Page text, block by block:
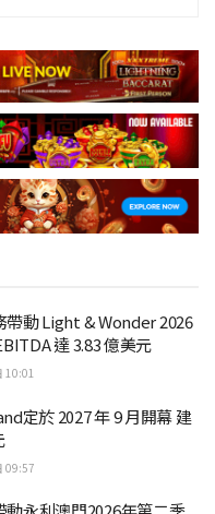
動 Light & Wonder 2026
達 3.83 億美元
10:01
定於 2027 年 9 月開幕 建
09:57